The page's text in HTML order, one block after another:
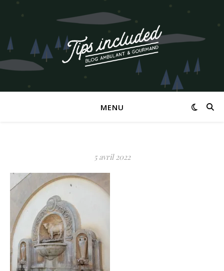
MENU
5 avril 2022